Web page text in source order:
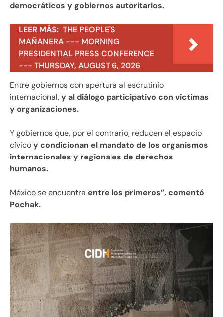
democráticos y gobiernos autoritarios.
LEER MÁS: THE PEOPLE'S
MAÑANERA --- MORNING
PRESIDENTIAL PRESS CONFERENCE
--- THURSDAY, AUGUST 6, 2026
Entre gobiernos con apertura al escrutinio
internacional,y al diálogo participativo con víctimas
y organizaciones.
Y gobiernos que, por el contrario, reducen el espacio
cívicoy condicionan el mandato de los organismos
internacionales y regionales de derechos
humanos.
México se encuentra entre los primeros”, comentó
Pochak.